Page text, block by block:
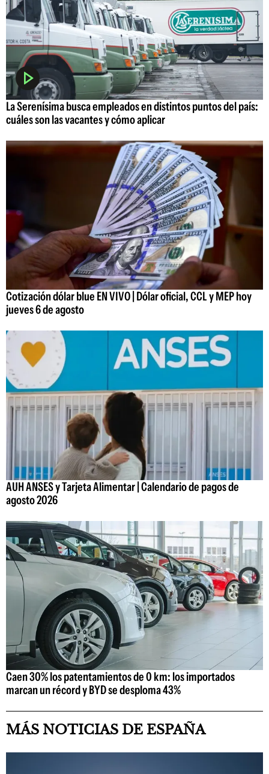
La Serenísima busca empleados en distintos puntos del país:
cuáles son las vacantes y cómo aplicar
Cotización dólar blue EN VIVO | Dólar oficial, CCL y MEP hoy
jueves 6 de agosto
AUH ANSES y Tarjeta Alimentar | Calendario de pagos de
agosto 2026
Caen 30% los patentamientos de 0 km: los importados
marcan un récord y BYD se desploma 43%
MÁS NOTICIAS DE ESPAÑA